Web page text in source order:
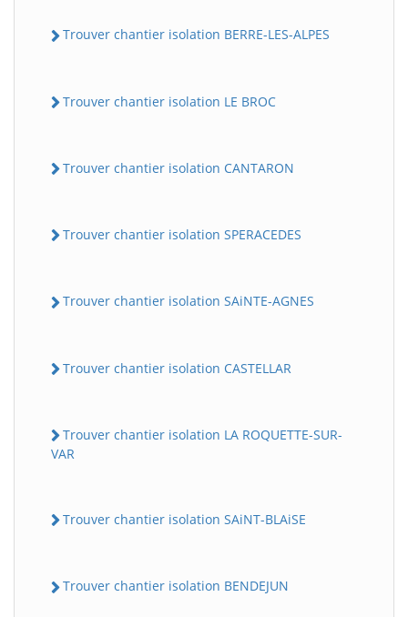
Trouver chantier isolation BERRE-LES-ALPES
Trouver chantier isolation LE BROC
Trouver chantier isolation CANTARON
Trouver chantier isolation SPERACEDES
Trouver chantier isolation SAiNTE-AGNES
Trouver chantier isolation CASTELLAR
Trouver chantier isolation LA ROQUETTE-SUR-
VAR
Trouver chantier isolation SAiNT-BLAiSE
Trouver chantier isolation BENDEJUN